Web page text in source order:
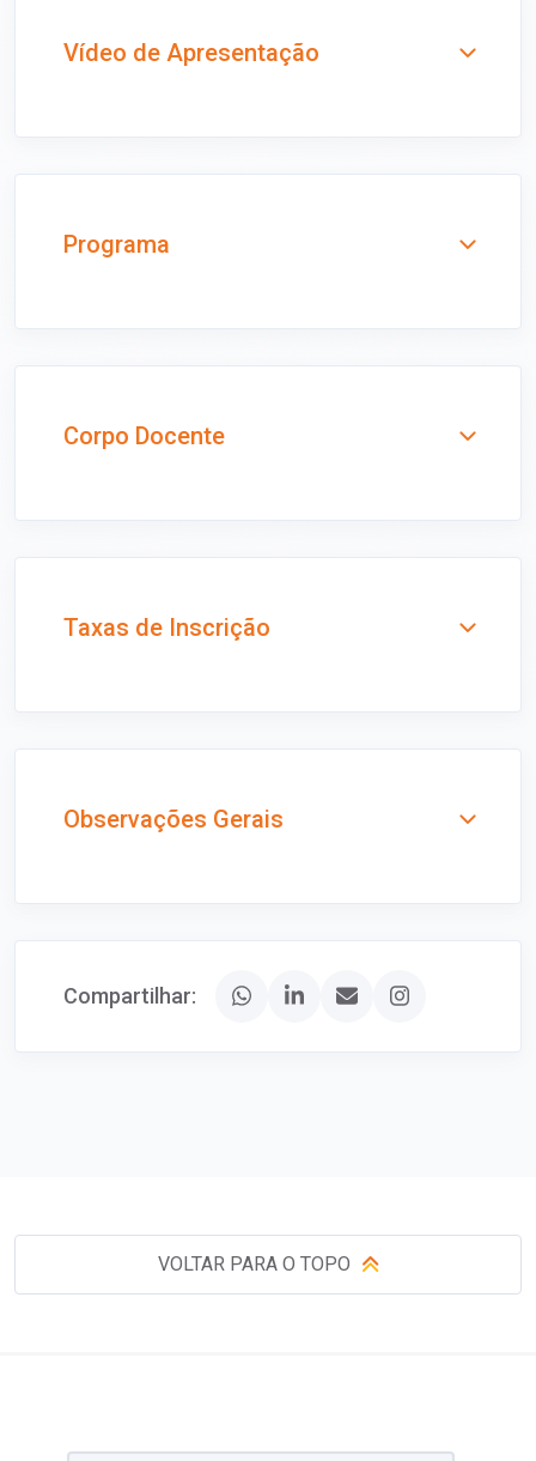
Vídeo de Apresentação
Programa
Corpo Docente
Taxas de Inscrição
Observações Gerais
Compartilhar:
VOLTAR PARA O TOPO